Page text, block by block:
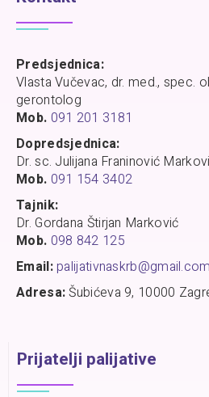
Predsjednica:
Vlasta Vučevac, dr. med., spec.
gerontolog
Mob. 091 201 3181
Dopredsjednica:
Dr. sc. Julijana Franinović
Mob. 091 154 3402
Tajnik:
Dr. Gordana Štirjan Marković
Mob. 098 842 125
Email:palijativnaskrb@gmail.com
Adresa:Šubićeva 9, 10000
Prijatelji palijative